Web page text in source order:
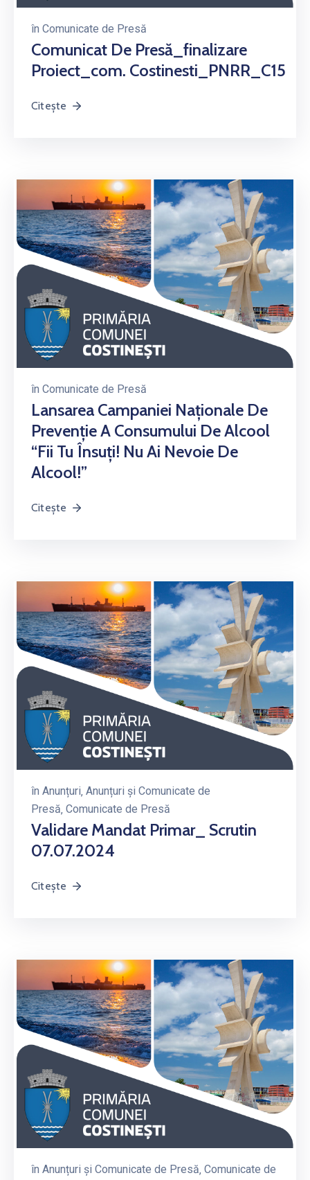
în Comunicate de Presă
Comunicat De Presă_finalizare
Proiect_com. Costinesti_PNRR_C15
Citește
în Comunicate de Presă
Lansarea Campaniei Naționale De
Prevenție A Consumului De Alcool
“Fii Tu Însuți! Nu Ai Nevoie De
Alcool!”
Citește
în Anunțuri‚ Anunțuri și Comunicate de
Presă‚ Comunicate de Presă
Validare Mandat Primar_ Scrutin
07.07.2024
Citește
în Anunțuri și Comunicate de Presă‚ Comunicate de